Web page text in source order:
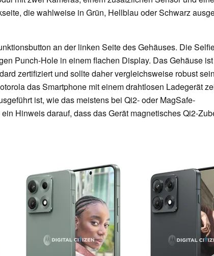
die wahlweise in Grün, Hellblau oder Schwarz
an der linken Seite des Gehäuses. Die
Punch-Hole in einem flachen Display. Das Gehäuse
zertifiziert und sollte daher vergleichsweise robust
das Smartphone mit einem drahtlosen Ladegerät
ist, wie das meistens bei Qi2- oder MagSafe-
Hinweis darauf, dass das Gerät magnetisches Qi2-